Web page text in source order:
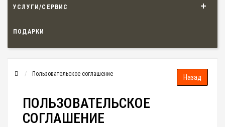
УСЛУГИ/СЕРВИС
ПОДАРКИ
Пользовательское соглашение
ПОЛЬЗОВАТЕЛЬСКОЕ
СОГЛАШЕНИЕ